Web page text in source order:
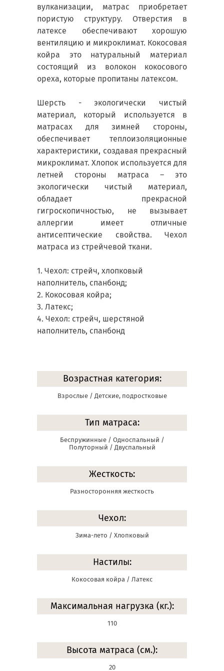
вулканизации, матрас приобретает
пористую структуру. Отверстия в
латексе обеспечивают хорошую
вентиляцию и микроклимат. Кокосовая
койра это натуральный материал
состоящий из волокон кокосового
ореха, которые пропитаны латексом.
Шерсть - экологически чистый
материал, который используется в
матрасах для зимней стороны,
обеспечивает теплоизоляционные
характеристики, создавая прекрасный
микроклимат. Хлопок используется для
летней стороны матраса – это
экологически чистый материал,
обладает прекрасной
гигроскопичностью, не вызывает
аллергии имеет отличные
антисептические свойства. Чехол
матраса из стрейчевой ткани.
1. Чехол: стрейч, хлопковый
наполнитель, спанбонд;
2. Кокосовая койра;
3. Латекс;
4. Чехол: стрейч, шерстяной
наполнитель, спанбонд
Возрастная категория:
Взрослые / Детские, подростковые
Тип матраса:
Беспружинные / Односпальный /
Полуторный / Двуспальный
Жесткость:
Разносторонняя жесткость
Чехол:
Зима-лето / Хлопковый
Настилы:
Кокосовая койра / Латекс
Максимальная нагрузка (кг.):
110
Высота матраса (см.):
20